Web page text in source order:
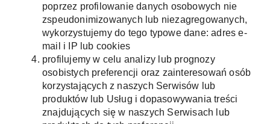
poprzez profilowanie danych osobowych nie
zspeudonimizowanych lub niezagregowanych,
wykorzystujemy do tego typowe dane: adres e-
mail i IP lub cookies
profilujemy w celu analizy lub prognozy
osobistych preferencji oraz zainteresowań osób
korzystających z naszych Serwisów lub
produktów lub Usług i dopasowywania treści
znajdujących się w naszych Serwisach lub